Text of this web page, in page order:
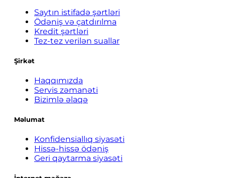
Saytın istifadə şərtləri
Ödəniş və çatdırılma
Kredit şərtləri
Tez-tez verilən suallar
Şirkət
Haqqımızda
Servis zəmanəti
Bizimlə əlaqə
Məlumat
Konfidensiallıq siyasəti
Hissə-hissə ödəniş
Geri qaytarma siyasəti